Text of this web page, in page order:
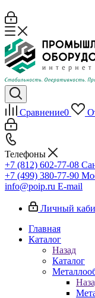
Сравнение0
Телефоны
+7 (812) 602-77-08
+7 (499) 380-77-90
info@poip.ru E-mail
Личный
Главная
Каталог
Назад
Каталог